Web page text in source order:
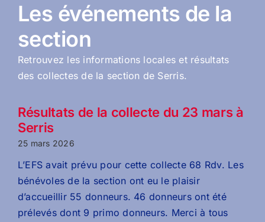
Les événements de la
section
Retrouvez les informations locales et résultats
des collectes de la section de Serris.
Résultats de la collecte du 23 mars à
Serris
25 mars 2026
L’EFS avait prévu pour cette collecte 68 Rdv. Les
bénévoles de la section ont eu le plaisir
d’accueillir 55 donneurs. 46 donneurs ont été
prélevés dont 9 primo donneurs. Merci à tous